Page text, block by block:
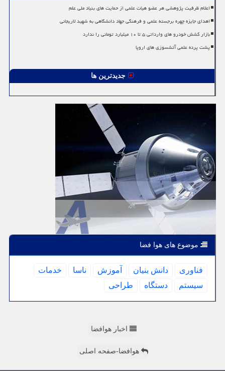
اعلام ظرفیت پژوهشی هر عضو هیات علمی از حمایت های بنیاد ملی علم
اهدای جایزه چهره برجسته علمی و فرهنگی جهاد دانشگاهی به شهید لاریجانی
بازار کشش خودرو های وارداتی ۵ تا ۱۰ میلیارد تومانی را ندارد
پشت پرده علمی آتشسوزی های اروپا
جدیدترین ها
موضوع های هوا فضا
فناوری دانش بنیان آموزش ناسا
خدمات
سیستم
دستگاه طراحی
اخبار هوافضا
هوافضا-صفحه اصلی